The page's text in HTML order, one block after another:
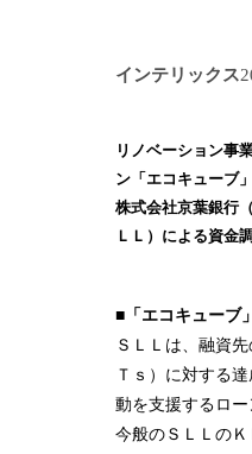
インテリックス
リノベーション事
ン「エコキューブ
株式会社京葉銀行
ＬＬ）による資金
■「エコキューブ
ＳＬＬは、融資
Ｔｓ）に対する
動を支援するロー
今般のＳＬＬの